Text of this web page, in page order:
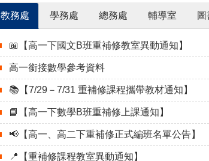
教務處 學務處 總務處 輔導室
📖【高一下國文B班重補修教室異動通知】
高一銜接數學參考資料
📚【7/29－7/31 重補修課程攜帶教材通知】
📘【高一下數學B班重補修上課通知】
📢【高一、高二下重補修正式編班名單公告】
📍【重補修課程教室異動通知】